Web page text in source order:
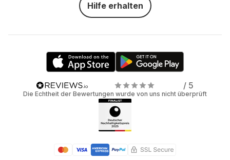
Hilfe erhalten
/ 5
Die Echtheit der Bewertungen wurde von uns nicht überprüft